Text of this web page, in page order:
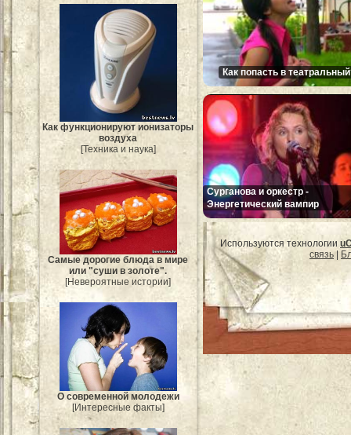
Как функционируют ионизаторы
воздуха
[Техника и наука]
Самые дорогие блюда в мире
или "суши в золоте".
[Невероятные истории]
О современной молодежи
[Интересные факты]
Как попасть в
Сурганова и оркестр -
Энергетический вампир
Используются технологии
связь